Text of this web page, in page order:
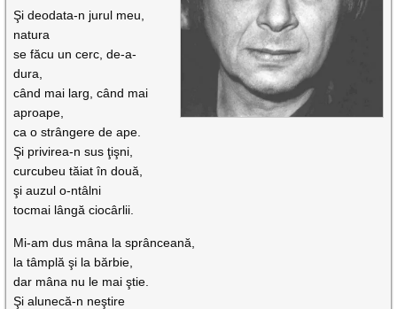
Şi deodata-n jurul meu,
natura
se făcu un cerc, de-a-
dura,
când mai larg, când mai
aproape,
ca o strângere de ape.
Şi privirea-n sus ţişni,
curcubeu tăiat în două,
şi auzul o-ntâlni
tocmai lângă ciocârlii.
Mi-am dus mâna la sprânceană,
la tâmplă şi la bărbie,
dar mâna nu le mai ştie.
Şi alunecă-n neştire